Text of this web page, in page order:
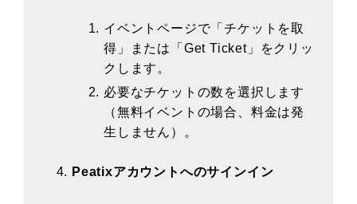
イベントページで「チケットを取
得」または「Get Ticket」をクリッ
クします。
必要なチケットの数を選択します
（無料イベントの場合、料金は発
生しません）。
Peatixアカウントへのサインイン